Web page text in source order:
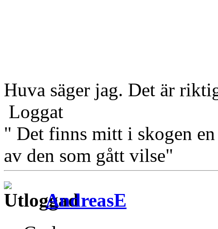
Huva säger jag. Det är
Loggat
" Det finns mitt i skogen
av den som gått vilse"
AndreasE